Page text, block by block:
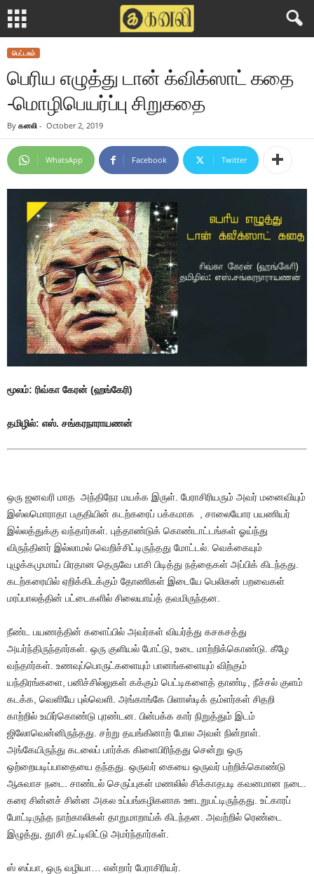
பெட்டகம்
பெரிய எழுத்து டான் க்விக்ஸாட் கதை
-மொழிபெயர்ப்பு சிறுகதை
By கனலி - October 2, 2019
WhatsApp Facebook Twitter
மூலம்: ரிவ்கா கேரன் (ஹங்கேரி)
தமிழில்: எஸ். சங்கரநாராயணன்
ஒரு ஜனவரி மாத அந்திநேர மயக்க இருள் பேராசிரியரும் அவர் மனைவியும்
இஸ்லமொராதா பகுதியின் கடற்கரைப் பக்கமாக சாலையோர பயணியர்
இல்லத்துக்கு வந்தார்கள் புத்தாண்டுக் கொண்டாட்டங்கள் ஓய்ந்து
விருந்தினர் இல்லாமல் வெறிச்சிட்டிருந்தது மோட்டல் வெக்கையும்
புழுக்கமுமாய் பிரதான தெருவே பாசி பிடித்து நத்தைகள் அப்பிக் கிடந்தது
கடற்கரையில் ஏறிக்கிடக்கும் தோணிகள் இடையே பெலிகன் பறவைகள்
மரப்பாலத்தின் பட்டைகளில் சிலையாய்த் தவமிருந்தன
நீண்ட பயணத்தின் களைப்பில் அவர்கள் வியர்த்து கசகசத்து
அயர்ந்திருந்தார்கள் ஒரு குளியல் போட்டு உடை மாற்றிக்கொண்டு கீழே
வந்தார்கள் உணவுப்பொருட்களையும் பானங்களையும் விற்கும்
யந்திரங்களை பனிச்சில்லுகள் கக்கும் பெட்டிகளைத் தாண்டி நீச்சல் குளம்
கடக்க வெளியே புல்வெளி அங்காங்கே பிளாஸ்டிக் தம்ளர்கள் சிதறி
காற்றில் உயிர்கொண்டு புரண்டன பின்பக்க கார் நிறுத்தும் இடம்
ஜிலோவென்னிருந்தது சற்று தயங்கினாற் போல அவள் நின்றாள்
அங்கேயிருந்து கடலைப் பார்க்க கிளைபிரிந்தது சென்று ஒரு
ஒற்றையடிப்பாதையை தந்தது ஒருவர் கையை ஒருவர் பற்றிக்கொண்டு
ஆசுவாச நடை சாண்டல் செருப்புகள் மணலில் சிக்காதபடி கவனமான நடை
கரை சின்னச் சின்ன அகல உப்பங்கழிகளாக ஊடறுபட்டிருந்தது உட்காரப்
போட்டிருந்த நாற்காலிகள் தாறுமாறாய்க் கிடந்தன அவற்றில் ரெண்டை
இழுத்து தூசி தட்டிவிட்டு அமர்ந்தார்கள்
ஸ் ஸப்பா ஒரு வழியா என்றார் பேராசிரியர்